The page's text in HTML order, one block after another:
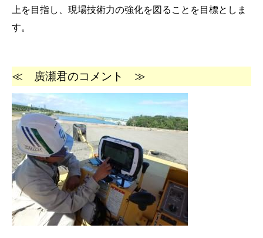
上を目指し、現場技術力の強化を図ることを目標としま
す。
≪ 廣瀬君のコメント ≫